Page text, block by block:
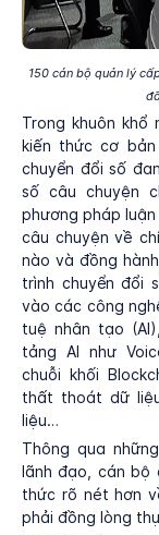
150 cán bộ quản lý
Trong khuôn khổ
kiến thức cơ bản
chuyển đổi số
số câu chuyện
phương pháp luận
câu chuyện về
nào và đồng
trình chuyển đổi
vào các công
tuệ nhân tạo
tảng AI như
chuỗi khối
thất thoát dữ
liệu…
Thông qua
lãnh đạo, cán bộ
thức rõ nét hơn
phải đồng lòng